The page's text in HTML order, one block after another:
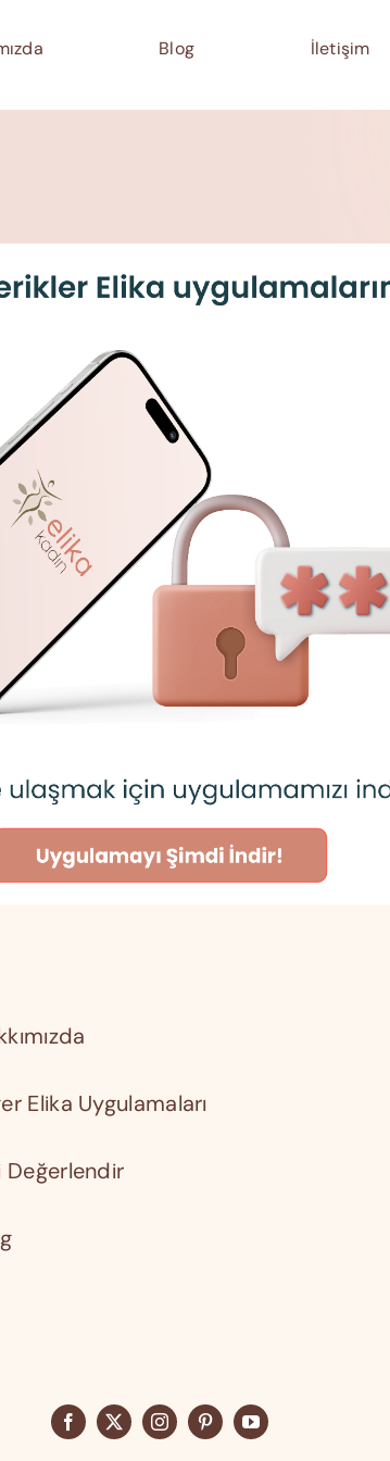
Blog İletişim
Elika Uygulamaları
Değerlendir